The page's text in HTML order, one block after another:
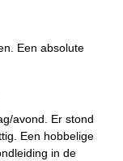
Een absolute
avond. Er stond
Een hobbelige
in de